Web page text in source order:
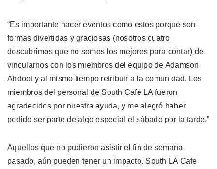
“Es importante hacer eventos como estos porque son
formas divertidas y graciosas (nosotros cuatro
descubrimos que no somos los mejores para contar) de
vincularnos con los miembros del equipo de Adamson
Ahdoot y al mismo tiempo retribuir a la comunidad. Los
miembros del personal de South Cafe LA fueron
agradecidos por nuestra ayuda, y me alegró haber
podido ser parte de algo especial el sábado por la tarde.”
Aquellos que no pudieron asistir el fin de semana
pasado, aún pueden tener un impacto. South LA Cafe